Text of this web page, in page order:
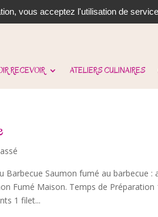
RECEVOIR ATELIERS CULINAIRES
Barbecue Saumon fumé au barbecue
Fumé Maison. Temps de Préparation
1 filet...
vous acceptez l'utilisation de